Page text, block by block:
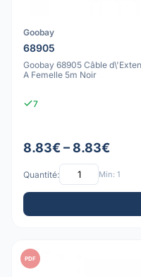
Goobay
68905
Goobay 68905 Câble
A Femelle 5m Noir
7
8.83€ – 8.83€
Quantité: Min: 1
PDF